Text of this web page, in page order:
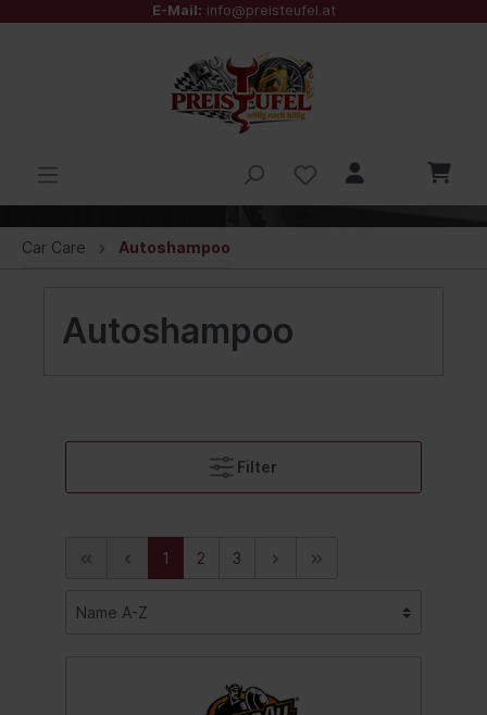
E-Mail: info@preisteufel.at
Car Care Autoshampoo
Autoshampoo
Filter
1 2 3